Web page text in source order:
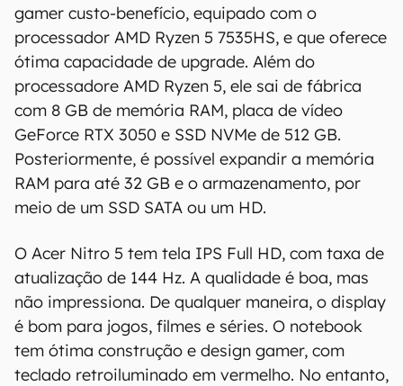
gamer custo-benefício, equipado com o
processador AMD Ryzen 5 7535HS, e que oferece
ótima capacidade de upgrade. Além do
processadore AMD Ryzen 5, ele sai de fábrica
com 8 GB de memória RAM, placa de vídeo
GeForce RTX 3050 e SSD NVMe de 512 GB.
Posteriormente, é possível expandir a memória
RAM para até 32 GB e o armazenamento, por
meio de um SSD SATA ou um HD.
O Acer Nitro 5 tem tela IPS Full HD, com taxa de
atualização de 144 Hz. A qualidade é boa, mas
não impressiona. De qualquer maneira, o display
é bom para jogos, filmes e séries. O notebook
tem ótima construção e design gamer, com
teclado retroiluminado em vermelho. No entanto,